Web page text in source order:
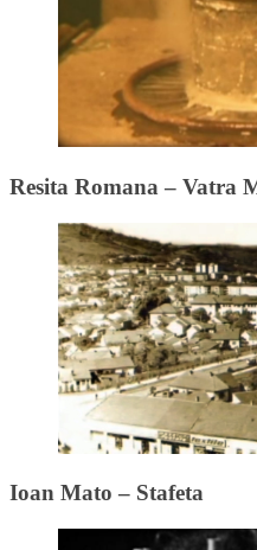
Resita Romana – Vatra
Ioan Mato – Stafeta